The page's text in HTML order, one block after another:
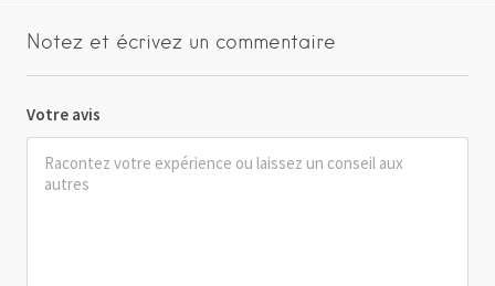
Notez et écrivez un commentaire
Votre avis